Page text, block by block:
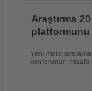
Oku
Araştırma
platformunu
Yeni meta
konforunun misafir